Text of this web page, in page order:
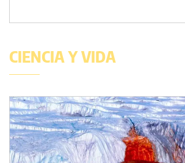
CIENCIA Y VIDA